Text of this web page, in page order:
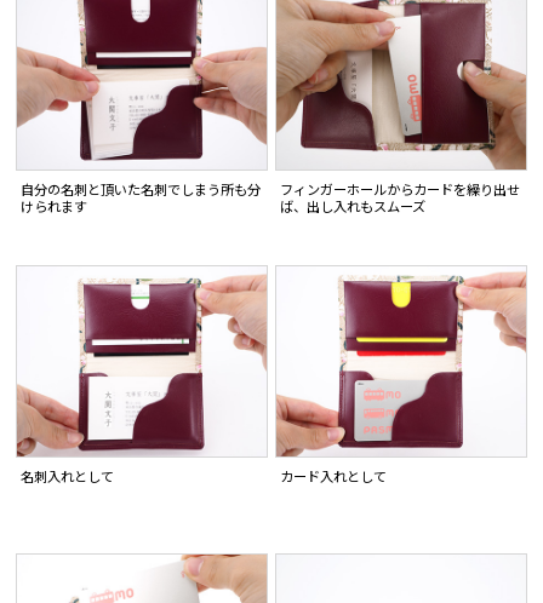
自分の名刺と頂いた名刺でしまう所も分
けられます
フィンガーホールからカードを繰り出せ
ば、出し入れもスムーズ
名刺入れとして カード入れとして